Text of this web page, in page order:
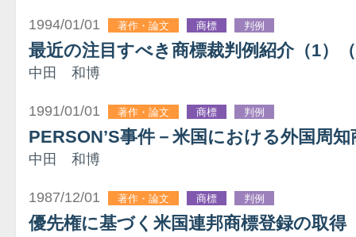
1994/01/01 著作・論文 商標 判例
最近の注目すべき商標裁判例紹介（1）
中田 和博
1991/01/01 著作・論文 商標 判例
PERSON’S事件－米国における外国周
中田 和博
1987/12/01 著作・論文 商標 判例
優先権に基づく米国連邦商標登録の取